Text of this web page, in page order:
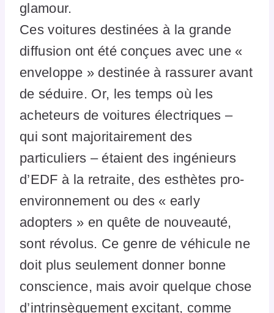
glamour.
Ces voitures destinées à la grande
diffusion ont été conçues avec une «
enveloppe » destinée à rassurer avant
de séduire. Or, les temps où les
acheteurs de voitures électriques –
qui sont majoritairement des
particuliers – étaient des ingénieurs
d’EDF à la retraite, des esthètes pro-
environnement ou des « early
adopters » en quête de nouveauté,
sont révolus. Ce genre de véhicule ne
doit plus seulement donner bonne
conscience, mais avoir quelque chose
d’intrinsèquement excitant, comme